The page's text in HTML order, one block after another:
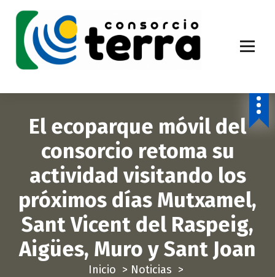
r
El ecoparque móvil del
consorcio retoma su
actividad visitando los
próximos días Mutxamel,
Sant Vicent del Raspeig,
Aigües, Muro y Sant Joan
Inicio > Noticias >